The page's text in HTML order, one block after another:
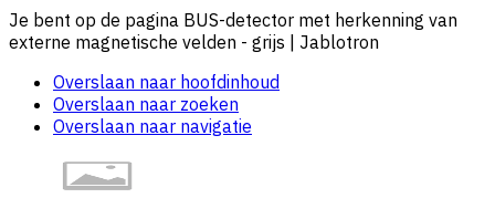
Je bent op de pagina BUS-detector met herkenning van
externe magnetische velden - grijs | Jablotron
Overslaan naar hoofdinhoud
Overslaan naar zoeken
Overslaan naar navigatie